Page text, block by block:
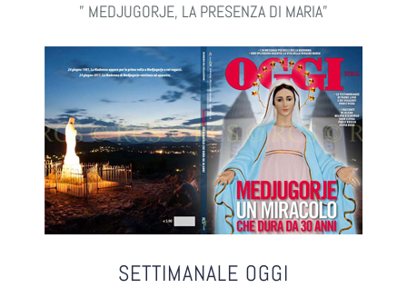
” MEDJUGORJE, LA PRESENZA DI MARIA”
SETTIMANALE OGGI